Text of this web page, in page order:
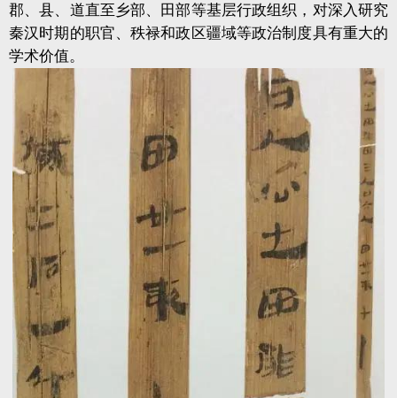
郡、县、道直至乡部、田部等基层行政组织，对深入研究
秦汉时期的职官、秩禄和政区疆域等政治制度具有重大的
学术价值。